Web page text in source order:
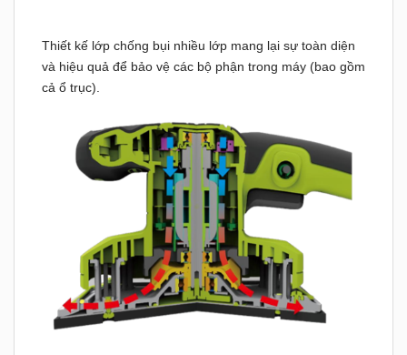
Thiết kế lớp chống bụi nhiều lớp mang lại sự toàn diện
và hiệu quả để bảo vệ các bộ phận trong máy (bao gồm
cả ổ trục).